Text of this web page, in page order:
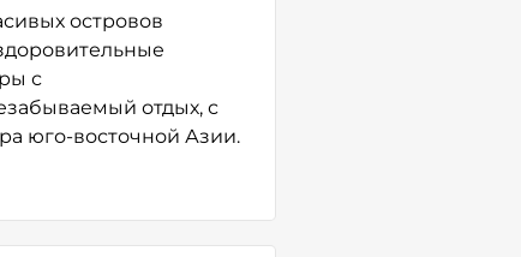
островов
с
отдых, с
юго-восточной Азии.